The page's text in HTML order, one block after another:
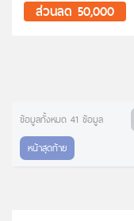
ส่วนลด 50,000
ข้อมูลทั้งหมด 41 ข้อมูล
หน้าสุดท้าย